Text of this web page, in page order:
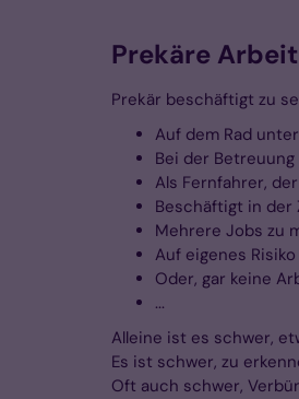
Prekäre
Prekär beschäftigt zu
Auf dem Rad
Bei der
Als Fernfahrer,
Beschäftigt in der
Mehrere Jobs zu
Auf eigenes
Oder, gar keine
...
Alleine ist es schwer,
Es ist schwer, zu
Oft auch schwer,